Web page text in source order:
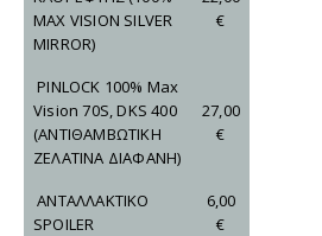
MAX VISION SILVER
MIRROR)
€
PINLOCK 100% Max
Vision 70S, DKS 400
(ΑΝΤΙΘΑΜΒΩΤΙΚΗ
ΖΕΛΑΤΙΝΑ ΔΙΑΦΑΝΗ)
27,00
€
ΑΝΤΑΛΛΑΚΤΙΚΟ
SPOILER
6,00
€